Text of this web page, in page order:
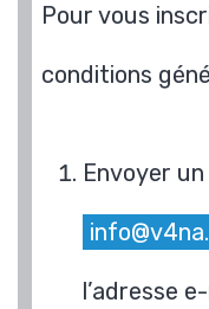
Pour vous
conditions
Envoyer un
l’adresse